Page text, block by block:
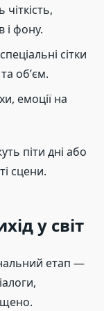
і фону.
сітки
обʼєм.
емоції на
піти дні або
сцени.
у світ
етап —